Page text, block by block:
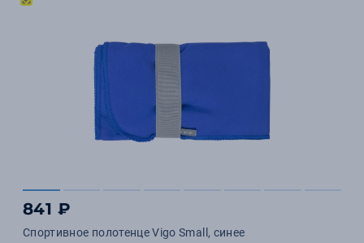
841 ₽
Спортивное полотенце Vigo Small, синее